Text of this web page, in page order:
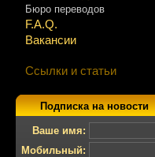
Бюро переводов
F.A.Q.
Вакансии
Ссылки и статьи
Подписка на новости
Ваше имя:
Мобильный: